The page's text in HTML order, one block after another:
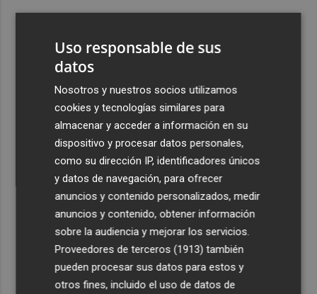
Diez millones para que las empresas de la Región
Uso responsable de sus
datos
Nosotros y nuestros socios utilizamos
cookies y tecnologías similares para
almacenar y acceder a información en su
dispositivo y procesar datos personales,
como su dirección IP, identificadores únicos
y datos de navegación, para ofrecer
anuncios y contenido personalizados, medir
anuncios y contenido, obtener información
sobre la audiencia y mejorar los servicios.
Proveedores de terceros (1913) también
pueden procesar sus datos para estos y
otros fines, incluido el uso de datos de